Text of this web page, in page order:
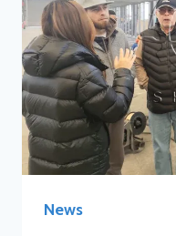
News